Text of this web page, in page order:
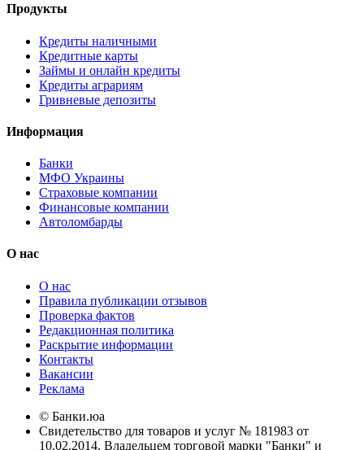
Продукты
Кредиты наличными
Кредитные карты
Займы и онлайн кредиты
Кредиты аграриям
Гривневые депозиты
Информация
Банки
МФО Украины
Страховые компании
Финансовые компании
Автоломбарды
О нас
О нас
Правила публикации отзывов
Проверка фактов
Редакционная политика
Раскрытие информации
Контакты
Вакансии
Реклама
© Банки.юа
Свидетельство для товаров и услуг № 181983 от
10.02.2014. Владельцем торговой марки "Банки" и